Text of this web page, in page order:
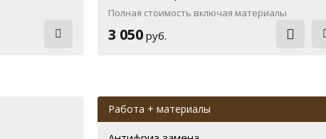
Полная стоимость включая материалы
3 050руб.
Работа + материалы